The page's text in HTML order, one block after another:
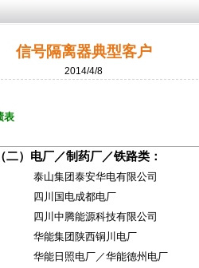
信号隔离器典型客户
2014/4/8
二）电厂／制药厂／铁路类：
泰山集团泰安华电有限公司
四川国电成都电厂
四川中腾能源科技有限公司
华能集团陕西铜川电厂
华能日照电厂／华能德州电厂